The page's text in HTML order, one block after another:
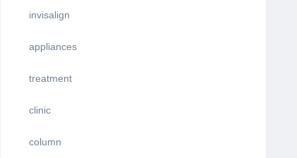
invisalign
appliances
treatment
clinic
column